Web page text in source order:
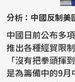
分析：中國反制美
中國日前公布多
推出各種經貿限
「沒有把拳頭揮
是為籌備中的9月中